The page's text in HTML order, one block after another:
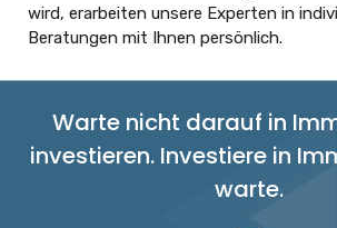
wird, erarbeiten unsere Experten in
Beratungen mit Ihnen persönlich.
Warte nicht darauf in
investieren. Investiere in
warte.